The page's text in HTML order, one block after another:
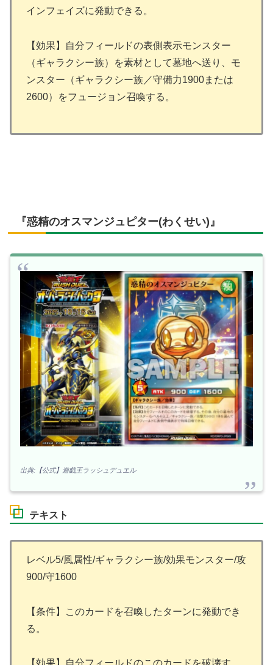
インフェイズに発動できる。
【効果】自分フィールドの表側表示モンスター
（ギャラクシー族）を素材として墓地へ送り、モ
ンスター（ギャラクシー族／守備力1900または
2600）をフュージョン召喚する。
『惑精のオスマンジュピター(わくせい)』
出典:【公式】遊戯王ラッシュデュエル
テキスト
レベル5/風属性/ギャラクシー族/効果モンスター/攻
900/守1600
【条件】このカードを召喚したターンに発動でき
る。